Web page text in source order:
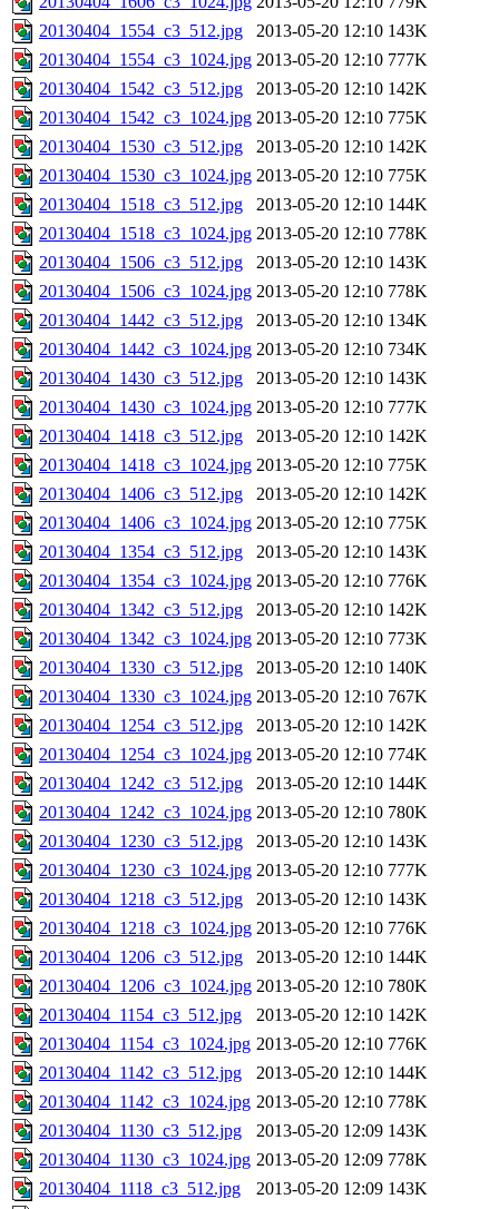
20130404_1554_c3_512.jpg
2013-05-20 12:10 143K
20130404_1554_c3_1024.jpg 2013-05-20 12:10 777K
20130404_1542_c3_512.jpg
2013-05-20 12:10 142K
20130404_1542_c3_1024.jpg 2013-05-20 12:10 775K
20130404_1530_c3_512.jpg
2013-05-20 12:10 142K
20130404_1530_c3_1024.jpg 2013-05-20 12:10 775K
20130404_1518_c3_512.jpg
2013-05-20 12:10 144K
20130404_1518_c3_1024.jpg 2013-05-20 12:10 778K
20130404_1506_c3_512.jpg
2013-05-20 12:10 143K
20130404_1506_c3_1024.jpg 2013-05-20 12:10 778K
20130404_1442_c3_512.jpg
2013-05-20 12:10 134K
20130404_1442_c3_1024.jpg 2013-05-20 12:10 734K
20130404_1430_c3_512.jpg
2013-05-20 12:10 143K
20130404_1430_c3_1024.jpg 2013-05-20 12:10 777K
20130404_1418_c3_512.jpg
2013-05-20 12:10 142K
20130404_1418_c3_1024.jpg 2013-05-20 12:10 775K
20130404_1406_c3_512.jpg
2013-05-20 12:10 142K
20130404_1406_c3_1024.jpg 2013-05-20 12:10 775K
20130404_1354_c3_512.jpg
2013-05-20 12:10 143K
20130404_1354_c3_1024.jpg 2013-05-20 12:10 776K
20130404_1342_c3_512.jpg
2013-05-20 12:10 142K
20130404_1342_c3_1024.jpg 2013-05-20 12:10 773K
20130404_1330_c3_512.jpg
2013-05-20 12:10 140K
20130404_1330_c3_1024.jpg 2013-05-20 12:10 767K
20130404_1254_c3_512.jpg
2013-05-20 12:10 142K
20130404_1254_c3_1024.jpg 2013-05-20 12:10 774K
20130404_1242_c3_512.jpg
2013-05-20 12:10 144K
20130404_1242_c3_1024.jpg 2013-05-20 12:10 780K
20130404_1230_c3_512.jpg
2013-05-20 12:10 143K
20130404_1230_c3_1024.jpg 2013-05-20 12:10 777K
20130404_1218_c3_512.jpg
2013-05-20 12:10 143K
20130404_1218_c3_1024.jpg 2013-05-20 12:10 776K
20130404_1206_c3_512.jpg
2013-05-20 12:10 144K
20130404_1206_c3_1024.jpg 2013-05-20 12:10 780K
20130404_1154_c3_512.jpg
2013-05-20 12:10 142K
20130404_1154_c3_1024.jpg 2013-05-20 12:10 776K
20130404_1142_c3_512.jpg
2013-05-20 12:10 144K
20130404_1142_c3_1024.jpg 2013-05-20 12:10 778K
20130404_1130_c3_512.jpg
2013-05-20 12:09 143K
20130404_1130_c3_1024.jpg 2013-05-20 12:09 778K
20130404_1118_c3_512.jpg
2013-05-20 12:09 143K